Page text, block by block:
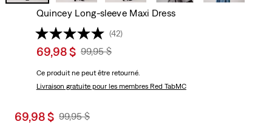
Quincey Long-sleeve Maxi Dress
(42)
Sale
is
69,98 $ Original
Was
99,95 $
Ce produit ne peut être retourné.
Livraison gratuitepour les membres Red TabMC
Sale
69,98 $ Original
99,95 $